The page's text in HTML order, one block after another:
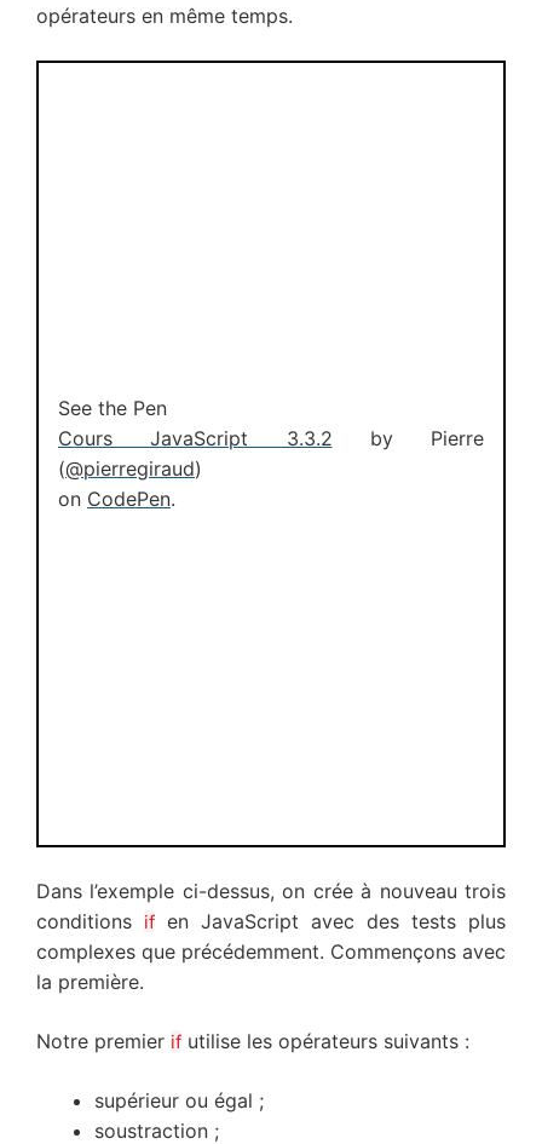
opérateurs en même temps.
See the Pen
Cours JavaScript 3.3.2 by Pierre
(@pierregiraud)
on CodePen.
Dans l’exemple ci-dessus, on crée à nouveau trois
conditions if en JavaScript avec des tests plus
complexes que précédemment. Commençons avec
la première.
Notre premier if utilise les opérateurs suivants :
supérieur ou égal ;
soustraction ;